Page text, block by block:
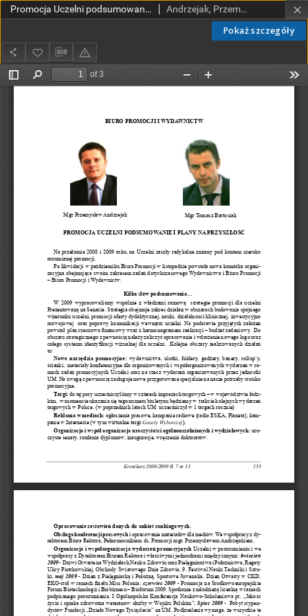
Pokaż szczegóły
Promocja Uczelni podsumowanie i plany na przyszłość Andrzejak, Przemysław; Bartosiak, Tomasz